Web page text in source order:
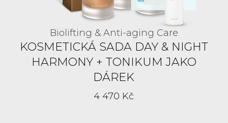
Biolifting & Anti-aging Care
KOSMETICKÁ SADA DAY & NIGHT
HARMONY + TONIKUM JAKO
DÁREK
4 470 Kč